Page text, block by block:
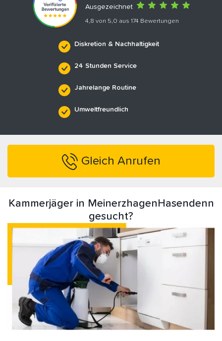
Ausgezeichnet
4,8 von 5,0 aus 174 Bewertungen
Diskretion & Nachhaltigkeit
24 Stunden Service
Jahrelange Routine
Umweltfreundlich
Gleich Anrufen
Kammerjäger in MeinerzhagenHasendenn
gesucht?